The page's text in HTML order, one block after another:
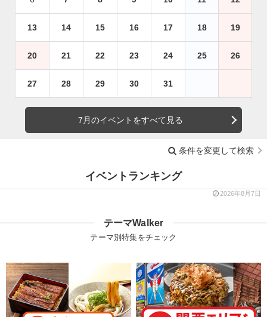
13 14 15 16 17 18 19
20 21 22 23 24 25 26
27 28 29 30 31
7月のイベントをすべて見る
条件を変更して検索
イベントランキング
2026年8月7日
テーマWalker
テーマ別特集をチェック